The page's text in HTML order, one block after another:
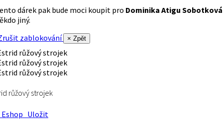
dárek pak bude moci koupit pro Dominika Atigu Sobotková
jiný.
zablokování
× Zpět
růžový strojek
Uložit